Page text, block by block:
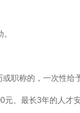
职称的，一次性给
元、最长3年的人才